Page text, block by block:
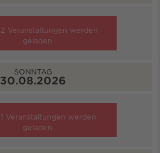
2 Veranstaltungen werden
geladen
SONNTAG
30.08.2026
1 Veranstaltungen werden
geladen